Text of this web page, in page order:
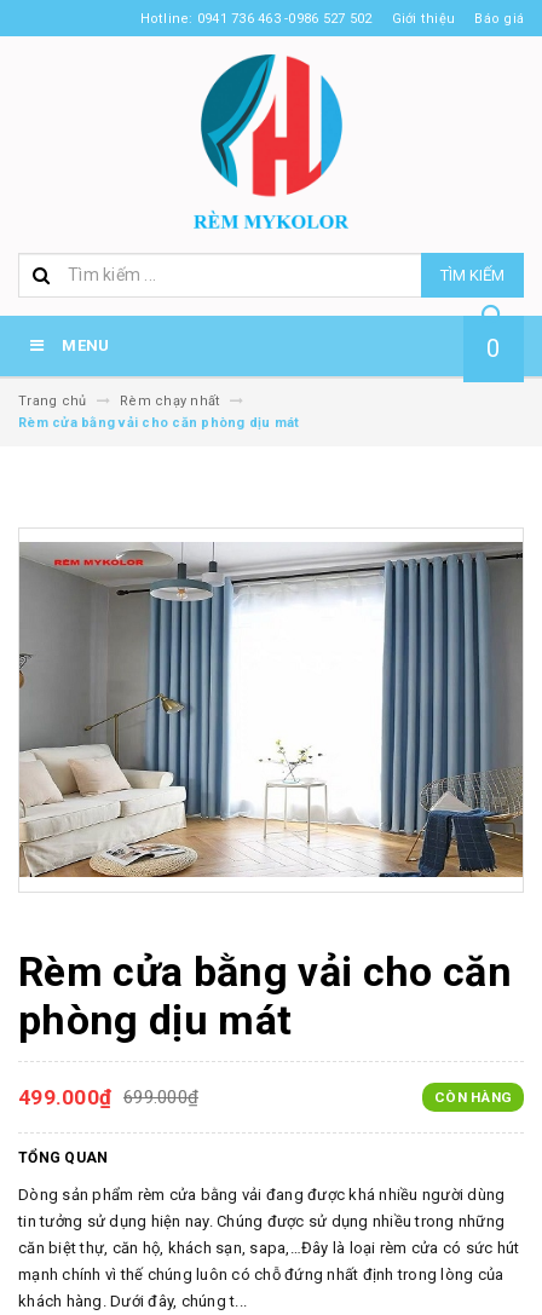
Hotline: 0941 736 463 -0986 527 502 Giới thiệu Báo giá
TÌM KIẾM
MENU 0
Trang chủ
Rèm chạy nhất
Rèm cửa bằng vải cho căn phòng dịu mát
Rèm cửa bằng vải cho căn
phòng dịu mát
499.000₫ 699.000₫ CÒN HÀNG
TỔNG QUAN
Dòng sản phẩm rèm cửa bằng vải đang được khá nhiều người dùng
tin tưởng sử dụng hiện nay. Chúng được sử dụng nhiều trong những
căn biệt thự, căn hộ, khách sạn, sapa,…Đây là loại rèm cửa có sức hút
mạnh chính vì thế chúng luôn có chỗ đứng nhất định trong lòng của
khách hàng. Dưới đây, chúng t...